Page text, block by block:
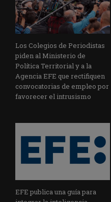
Los Colegios de Periodistas
piden al Ministerio de
Política Territorial y a la
Agencia EFE que rectifiquen
convocatorias de empleo por
favorecer el intrusismo
EFE publica una guía para